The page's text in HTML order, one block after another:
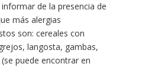
de la presencia de
más alergias
son: cereales con
langosta, gambas,
puede encontrar en